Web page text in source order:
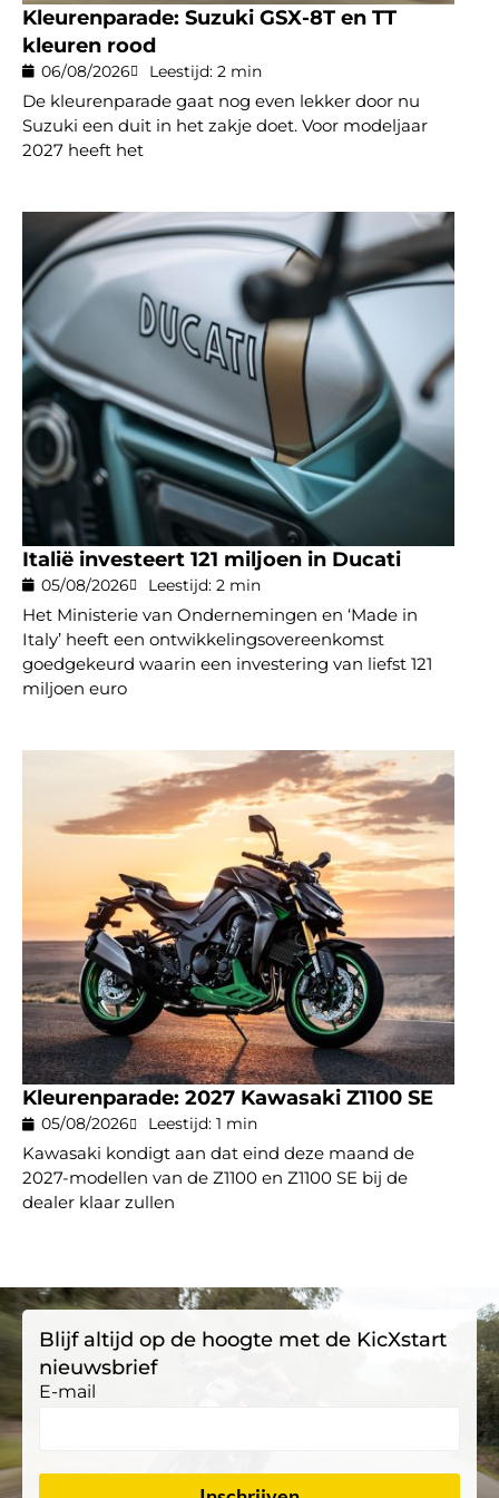
Kleurenparade: Suzuki GSX-8T en TT
kleuren rood
06/08/2026 Leestijd: 2 min
De kleurenparade gaat nog even lekker door nu
Suzuki een duit in het zakje doet. Voor modeljaar
2027 heeft het
Italië investeert 121 miljoen in Ducati
05/08/2026 Leestijd: 2 min
Het Ministerie van Ondernemingen en ‘Made in
Italy’ heeft een ontwikkelingsovereenkomst
goedgekeurd waarin een investering van liefst 121
miljoen euro
Kleurenparade: 2027 Kawasaki Z1100 SE
05/08/2026 Leestijd: 1 min
Kawasaki kondigt aan dat eind deze maand de
2027-modellen van de Z1100 en Z1100 SE bij de
dealer klaar zullen
Blijf altijd op de hoogte met de KicXstart
nieuwsbrief
E-mail